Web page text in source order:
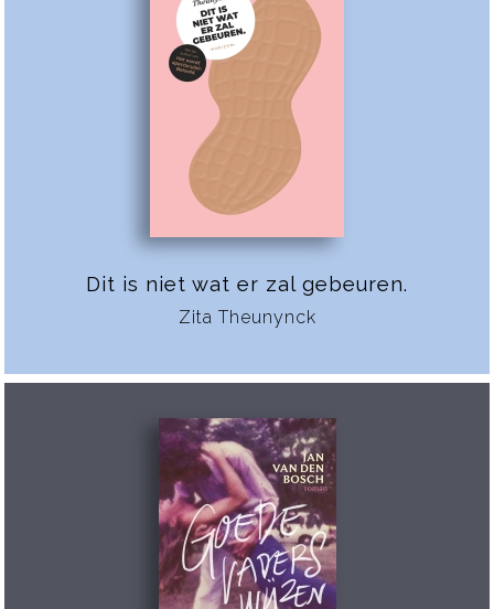
Dit is niet wat er zal gebeuren.
Zita Theunynck